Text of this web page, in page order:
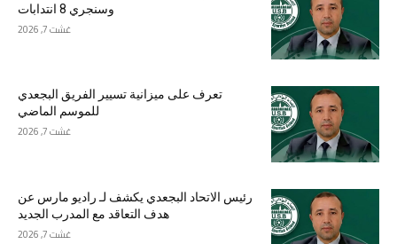
وسنجري 8 انتدابات
غشت 7, 2026
تعرف على ميزانية تسيير الفريق البجعدي
للموسم الماضي
غشت 7, 2026
رئيس الاتحاد البجعدي يكشف لـ راديو مارس عن
هدف التعاقد مع المدرب الجديد
غشت 7, 2026